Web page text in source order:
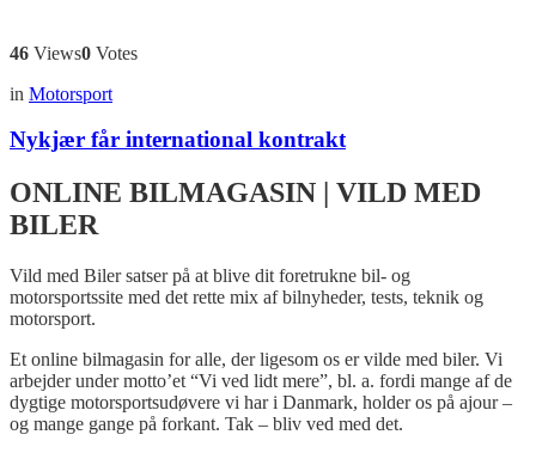
46 Views0 Votes
in Motorsport
Nykjær får international kontrakt
ONLINE BILMAGASIN | VILD MED
BILER
Vild med Biler satser på at blive dit foretrukne bil- og
motorsportssite med det rette mix af bilnyheder, tests, teknik og
motorsport.
Et online bilmagasin for alle, der ligesom os er vilde med biler. Vi
arbejder under motto’et “Vi ved lidt mere”, bl. a. fordi mange af de
dygtige motorsportsudøvere vi har i Danmark, holder os på ajour –
og mange gange på forkant. Tak – bliv ved med det.